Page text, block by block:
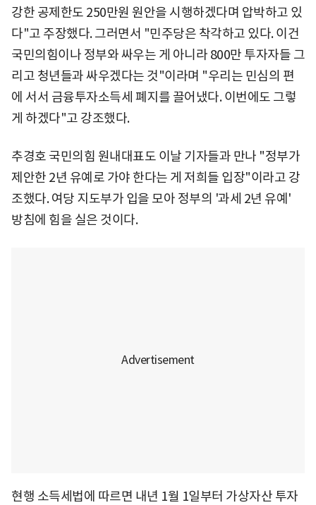
강한 공제한도 250만원 원안을 시행하겠다며 압박하고 있
다"고 주장했다. 그러면서 "민주당은 착각하고 있다. 이건
국민의힘이나 정부와 싸우는 게 아니라 800만 투자자들 그
리고 청년들과 싸우겠다는 것"이라며 "우리는 민심의 편
에 서서 금융투자소득세 폐지를 끌어냈다. 이번에도 그렇
게 하겠다"고 강조했다.
추경호 국민의힘 원내대표도 이날 기자들과 만나 "정부가
제안한 2년 유예로 가야 한다는 게 저희들 입장"이라고 강
조했다. 여당 지도부가 입을 모아 정부의 '과세 2년 유예'
방침에 힘을 실은 것이다.
현행 소득세법에 따르면 내년 1월 1일부터 가상자산 투자